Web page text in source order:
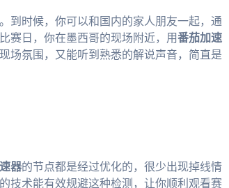
到时候，你可以和国内的家人朋友一起，通
赛日，你在墨西哥的现场附近，用番茄加速
场氛围，又能听到熟悉的解说声音，简直是
器的节点都是经过优化的，很少出现掉线情
的技术能有效规避这种检测，让你顺利观看赛